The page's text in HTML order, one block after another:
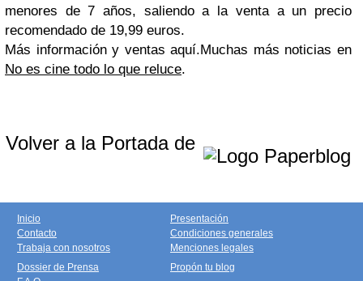
menores de 7 años, saliendo a la venta a un precio
recomendado de 19,99 euros.
Más información y ventas aquí.Muchas más noticias en
No es cine todo lo que reluce.
Volver a la Portada de
Inicio
Contacto
Trabaja con nosotros
Presentación
Condiciones generales
Menciones legales
Dossier de Prensa
Propón tu blog